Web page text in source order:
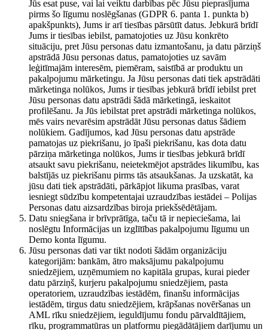
Jūs esat puse, vai lai veiktu darbības pēc Jūsu pieprasījuma
pirms šo līgumu noslēgšanas (GDPR 6. panta 1. punkta b)
apakšpunkts), Jums ir arī tiesības pārsūtīt datus. Jebkurā brīdī
Jums ir tiesības iebilst, pamatojoties uz Jūsu konkrēto
situāciju, pret Jūsu personas datu izmantošanu, ja datu pārziņš
apstrādā Jūsu personas datus, pamatojoties uz savām
leģitīmajām interesēm, piemēram, saistībā ar produktu un
pakalpojumu mārketingu. Ja Jūsu personas dati tiek apstrādāti
mārketinga nolūkos, Jums ir tiesības jebkurā brīdī iebilst pret
Jūsu personas datu apstrādi šādā mārketingā, ieskaitot
profilēšanu. Ja Jūs iebilstat pret apstrādi mārketinga nolūkos,
mēs vairs nevarēsim apstrādāt Jūsu personas datus šādiem
nolūkiem. Gadījumos, kad Jūsu personas datu apstrāde
pamatojas uz piekrišanu, jo īpaši piekrišanu, kas dota datu
pārziņa mārketinga nolūkos, Jums ir tiesības jebkurā brīdī
atsaukt savu piekrišanu, neietekmējot apstrādes likumību, kas
balstījās uz piekrišanu pirms tās atsaukšanas. Ja uzskatāt, ka
jūsu dati tiek apstrādāti, pārkāpjot likuma prasības, varat
iesniegt sūdzību kompetentajai uzraudzības iestādei – Polijas
Personas datu aizsardzības biroja priekšsēdētājam.
Datu sniegšana ir brīvprātīga, taču tā ir nepieciešama, lai
noslēgtu Informācijas un izglītības pakalpojumu līgumu un
Demo konta līgumu.
Jūsu personas dati var tikt nodoti šādām organizāciju
kategorijām: bankām, ātro maksājumu pakalpojumu
sniedzējiem, uzņēmumiem no kapitāla grupas, kurai pieder
datu pārziņš, kurjeru pakalpojumu sniedzējiem, pasta
operatoriem, uzraudzības iestādēm, finanšu informācijas
iestādēm, tirgus datu sniedzējiem, krāpšanas novēršanas un
AML rīku sniedzējiem, ieguldījumu fondu pārvaldītājiem,
rīku, programmatūras un platformu piegādātājiem darījumu un